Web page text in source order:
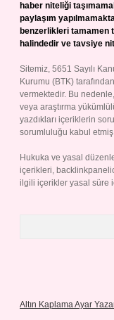
haber niteliği
paylaşım
benzerlikleri tamamen
halindedir ve tavsiye
Sitemiz, 5651 Sayılı
Kurumu (BTK)
vermektedir. Bu
veya araştırma
yazdıkları içeriklerin
sorumluluğu kabul etmiş
Hukuka ve yasal
içerikleri,
ilgili içerikler yasal süre
Altın Kaplama Ayar